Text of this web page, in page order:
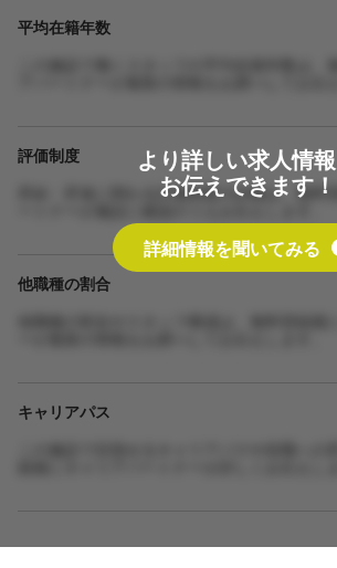
平均在籍年数
評価制度
昇給・昇進に関わる評価制度の詳細は、無料
他職種の割合
キャリアパス
より詳しい求人情
お伝えできます！
詳細情報を聞いてみる